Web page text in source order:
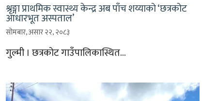
श्रृङ्गा प्राथमिक स्वास्थ्य केन्द्र अब पाँच शय्याको ‘छत्रकोट
आधारभूत अस्पताल’
सोमबार, असार २२, २०८३
गुल्मी । छत्रकोट गाउँपालिकास्थित…